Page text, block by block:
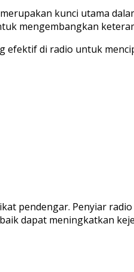
kunci utama
mengembangkan
di radio untuk
pendengar. Penyiar
dapat meningkatkan